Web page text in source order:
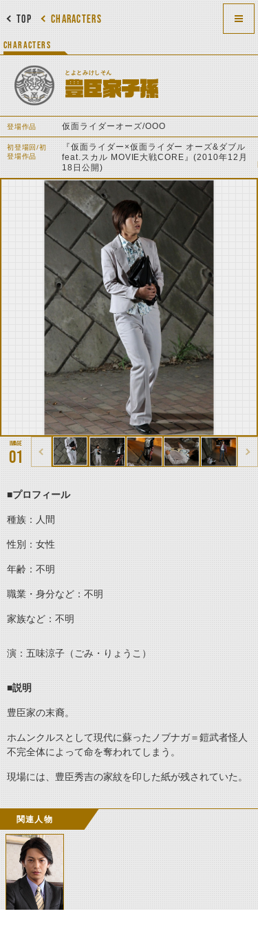
CHARACTERS
TOP
CHARACTERS
とよとみけしそん
豊臣家子孫
登場作品 仮面ライダーオーズ/OOO
初登場回/初
登場作品
『仮面ライダー×仮面ライダー オーズ&ダブル
feat.スカル MOVIE大戦CORE』(2010年12月
18日公開)
01
■プロフィール
種族：人間
性別：女性
年齢：不明
職業・身分など：不明
家族など：不明
演：五味涼子（ごみ・りょうこ）
■説明
豊臣家の末裔。
ホムンクルスとして現代に蘇ったノブナガ＝鎧武者怪人
不完全体によって命を奪われてしまう。
現場には、豊臣秀吉の家紋を印した紙が残されていた。
関連人物